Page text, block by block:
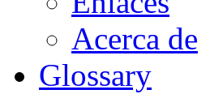
Acerca de
Glossary